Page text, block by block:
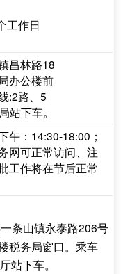
工作日
昌林路18
办公楼前
:2路、5
站下车。
午：14:30-18:00；
网可正常访问、注
工作将在节后正常
条山镇永泰路206号
税务局窗口。乘车
站下车。